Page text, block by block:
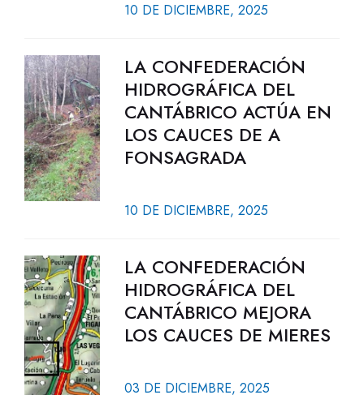
10 DE DICIEMBRE, 2025
LA CONFEDERACIÓN
HIDROGRÁFICA DEL
CANTÁBRICO ACTÚA EN
LOS CAUCES DE A
FONSAGRADA
10 DE DICIEMBRE, 2025
LA CONFEDERACIÓN
HIDROGRÁFICA DEL
CANTÁBRICO MEJORA
LOS CAUCES DE MIERES
03 DE DICIEMBRE, 2025